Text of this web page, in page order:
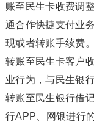
账至民生卡收费调
通合作快捷支付业
现或者转账手续费
转账至民生卡客户
业行为，与民生银
转账至民生银行借
行APP、网银进行